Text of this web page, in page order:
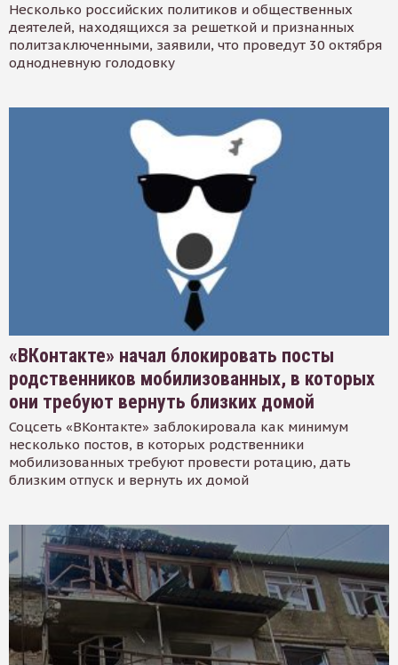
Несколько российских политиков и общественных
деятелей, находящихся за решеткой и признанных
политзаключенными, заявили, что проведут 30 октября
однодневную голодовку
«ВКонтакте» начал блокировать посты
родственников мобилизованных, в которых
они требуют вернуть близких домой
Соцсеть «ВКонтакте» заблокировала как минимум
несколько постов, в которых родственники
мобилизованных требуют провести ротацию, дать
близким отпуск и вернуть их домой